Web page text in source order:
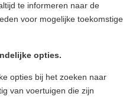
te informeren naar de
voor mogelijke toekomstige
opties.
opties bij het zoeken naar
van voertuigen die zijn